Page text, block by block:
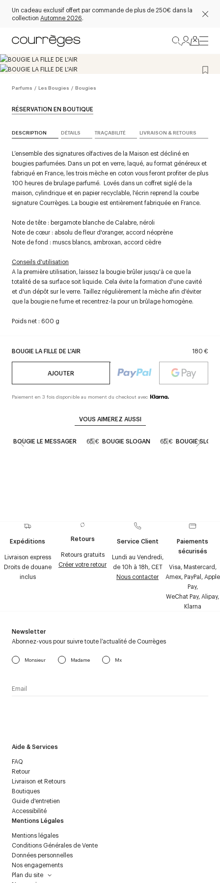
Un cadeau exclusif offert par commande de plus de 250€ dans la
collection Automne 2026.
Parfums / Les Bougies / Bougies
BOUGIE LA FILLE DE L'AIR 180 €
AJOUTER
Paiement en 3 fois disponible au moment du checkout avec
RÉSERVATION EN BOUTIQUE
DESCRIPTION DÉTAILS TRAÇABILITÉ LIVRAISON & RETOURS
L’ensemble des signatures olfactives de la Maison est décliné en
bougies parfumées. Dans un pot en verre, laqué, au format généreux et
fabriqué en France, les trois mèche en coton vous feront profiter de plus
100 heures de brulage parfumé. Lovés dans un coffret siglé de la
maison, cylindrique et en papier recyclable, l'écrin reprend la courbe
signature Courrèges. La bougie est entièrement fabriquée en France.
Note de tête : bergamote blanche de Calabre, néroli
Note de cœur : absolu de fleur d'oranger, accord néoprène
Note de fond : muscs blancs, ambroxan, accord cèdre
Conseils d'utilisation
A la première utilisation, laissez la bougie brûler jusqu'à ce que la
totalité de sa surface soit liquide. Cela évite la formation d'une cavité
et d'un dépôt sur le verre. Taillez régulièrement la mèche afin d'éviter
que la bougie ne fume et recentrez-la pour un brûlage homogène.
Poids net : 600 g
VOUS AIMEREZ AUSSI
BOUGIE LE MESSAGER 65 € BOUGIE SLOGAN 65 € BOUGIE
Expéditions
Livraison express
Droits de douane
inclus
Retours
Retours gratuits
Créer votre retour
Service Client
Lundi au Vendredi,
de 10h à 18h, CET
Nous contacter
Paiements
sécurisés
Visa, Mastercard,
Amex, PayPal, Apple
Pay,
WeChat Pay, Alipay,
Klarna
Aide & Services
FAQ
Retour
Livraison et Retours
Boutiques
Guide d'entretien
Accessibilité
Mentions Légales
Mentions légales
Conditions Générales de Vente
Données personnelles
Nos engagements
Plan du site
Newsletter
Abonnez-vous pour suivre toute l’actualité de Courrèges
Monsieur Madame Mx